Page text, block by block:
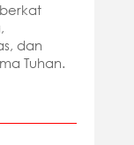
dan
Tuhan.